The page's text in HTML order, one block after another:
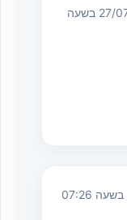
27/07/2025 בשעה